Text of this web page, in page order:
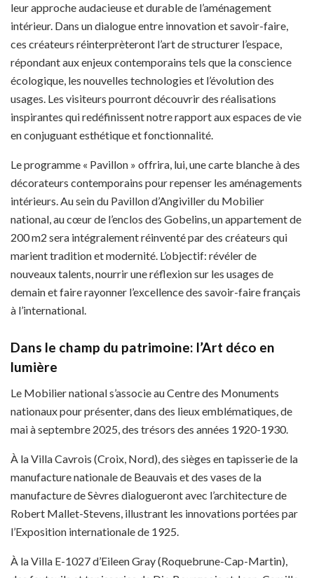
leur approche audacieuse et durable de l’aménagement
intérieur. Dans un dialogue entre innovation et savoir-faire,
ces créateurs réinterprèteront l’art de structurer l’espace,
répondant aux enjeux contemporains tels que la conscience
écologique, les nouvelles technologies et l’évolution des
usages. Les visiteurs pourront découvrir des réalisations
inspirantes qui redéfinissent notre rapport aux espaces de vie
en conjuguant esthétique et fonctionnalité.
Le programme « Pavillon » offrira, lui, une carte blanche à des
décorateurs contemporains pour repenser les aménagements
intérieurs. Au sein du Pavillon d’Angiviller du Mobilier
national, au cœur de l’enclos des Gobelins, un appartement de
200 m2 sera intégralement réinventé par des créateurs qui
marient tradition et modernité. L’objectif: révéler de
nouveaux talents, nourrir une réflexion sur les usages de
demain et faire rayonner l’excellence des savoir-faire français
à l’international.
Dans le champ du patrimoine: l’Art déco en
lumière
Le Mobilier national s’associe au Centre des Monuments
nationaux pour présenter, dans des lieux emblématiques, de
mai à septembre 2025, des trésors des années 1920-1930.
À la Villa Cavrois (Croix, Nord), des sièges en tapisserie de la
manufacture nationale de Beauvais et des vases de la
manufacture de Sèvres dialogueront avec l’architecture de
Robert Mallet-Stevens, illustrant les innovations portées par
l’Exposition internationale de 1925.
À la Villa E-1027 d’Eileen Gray (Roquebrune-Cap-Martin),